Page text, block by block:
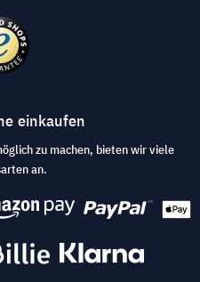
einkaufen
zu machen, bieten wir viele
an.